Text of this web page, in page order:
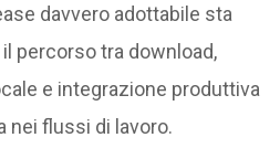
davvero adottabile sta
percorso tra download,
e integrazione produttiva
nei flussi di lavoro.